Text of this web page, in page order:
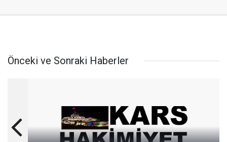
Önceki ve Sonraki Haberler